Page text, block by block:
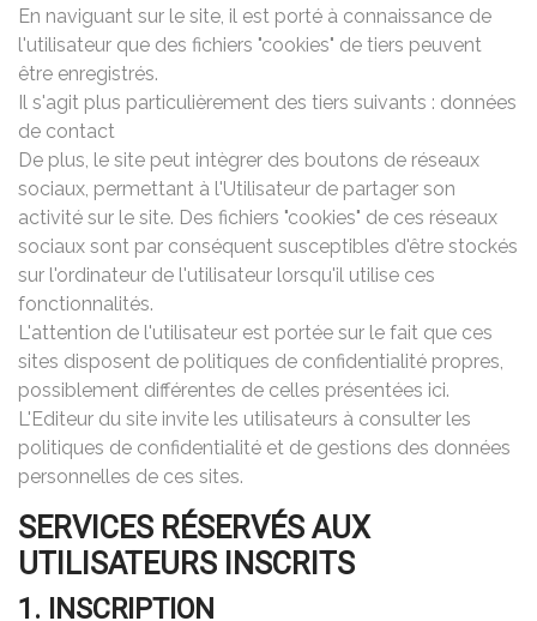
En naviguant sur le site, il est porté à connaissance de
l'utilisateur que des fichiers "cookies" de tiers peuvent
être enregistrés.
Il s'agit plus particulièrement des tiers suivants : données
de contact
De plus, le site peut intègrer des boutons de réseaux
sociaux, permettant à l'Utilisateur de partager son
activité sur le site. Des fichiers "cookies" de ces réseaux
sociaux sont par conséquent susceptibles d'être stockés
sur l'ordinateur de l'utilisateur lorsqu'il utilise ces
fonctionnalités.
L'attention de l'utilisateur est portée sur le fait que ces
sites disposent de politiques de confidentialité propres,
possiblement différentes de celles présentées ici.
L'Editeur du site invite les utilisateurs à consulter les
politiques de confidentialité et de gestions des données
personnelles de ces sites.
SERVICES RÉSERVÉS AUX
UTILISATEURS INSCRITS
1. INSCRIPTION